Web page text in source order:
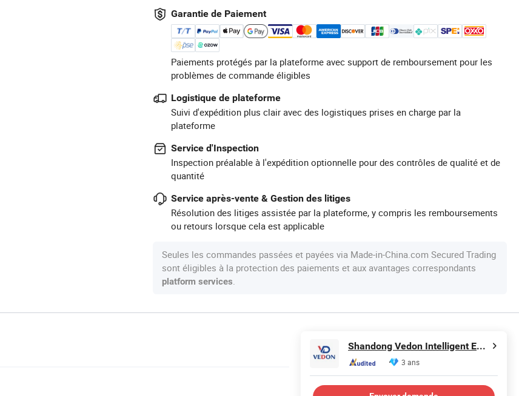
Garantie de Paiement
Paiements protégés par la plateforme avec support de remboursement pour les
problèmes de commande éligibles
Logistique de plateforme
Suivi d'expédition plus clair avec des logistiques prises en charge par la
plateforme
Service d'Inspection
Inspection préalable à l'expédition optionnelle pour des contrôles de qualité et de
quantité
Service après-vente & Gestion des litiges
Résolution des litiges assistée par la plateforme, y compris les remboursements
ou retours lorsque cela est applicable
Seules les commandes passées et payées via Made-in-China.com Secured Trading
sont éligibles à la protection des paiements et aux avantages correspondants
platform services
Shandong Vedon Intelligent Equipment Co., Ltd.
3 ans